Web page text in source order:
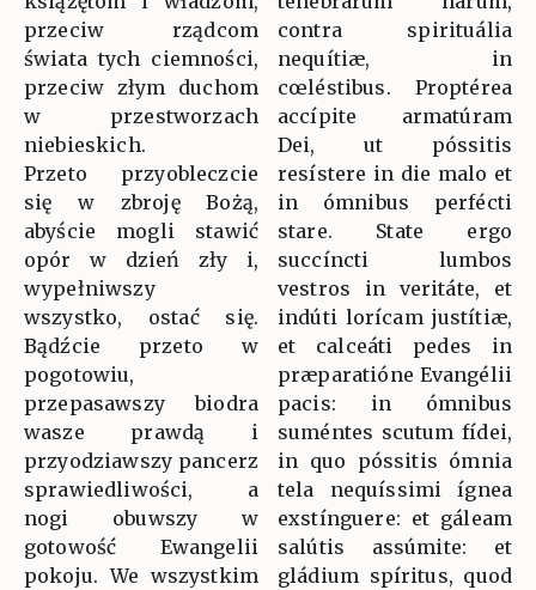
przeciw rządcom
świata tych ciemności,
przeciw złym duchom
w przestworzach
niebieskich.
Przeto przyobleczcie
się w zbroję Bożą,
abyście mogli stawić
opór w dzień zły i,
wypełniwszy
wszystko, ostać się.
Bądźcie przeto w
pogotowiu,
przepasawszy biodra
wasze prawdą i
przyodziawszy pancerz
sprawiedliwości, a
nogi obuwszy w
gotowość Ewangelii
pokoju. We wszystkim
contra spirituália
nequítiæ, in
cœléstibus. Proptérea
accípite armatúram
Dei, ut póssitis
resístere in die malo et
in ómnibus perfécti
stare. State ergo
succíncti lumbos
vestros in veritáte, et
indúti lorícam justítiæ,
et calceáti pedes in
præparatióne Evangélii
pacis: in ómnibus
suméntes scutum fídei,
in quo póssitis ómnia
tela nequíssimi ígnea
exstínguere: et gáleam
salútis assúmite: et
gládium spíritus, quod